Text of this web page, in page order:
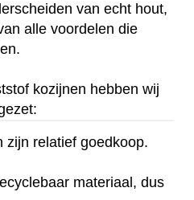
van echt hout,
alle voordelen die
kozijnen hebben wij
zijn relatief goedkoop.
materiaal, dus